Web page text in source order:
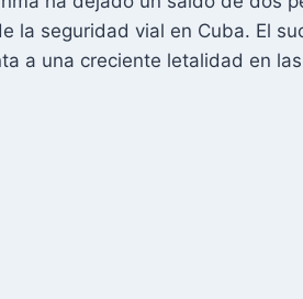
la seguridad vial en Cuba. El
a una creciente letalidad en